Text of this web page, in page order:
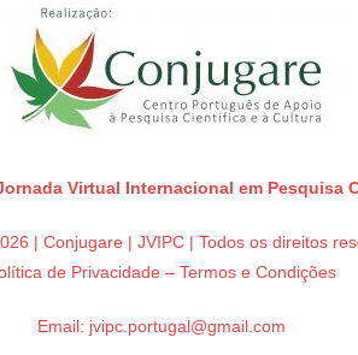
Virtual Internacional em Pesquisa
| Conjugare | JVIPC | Todos os direitos
de Privacidade – Termos e Condições
Email: jvipc.portugal@gmail.com